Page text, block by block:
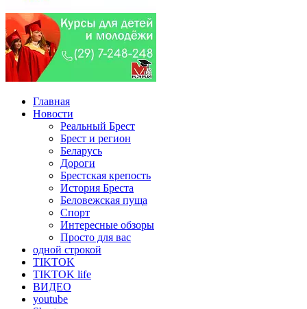
Главная
Новости
Реальный Брест
Брест и регион
Беларусь
Дороги
Брестская крепость
История Бреста
Беловежская пуща
Спорт
Интересные обзоры
Просто для вас
одной строкой
TIKTOK
TIKTOK life
ВИДЕО
youtube